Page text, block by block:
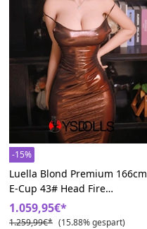
-15%
Luella Blond Premium 166cm
E-Cup 43# Head Fire
Liebespuppe
1.059,95€*
1.259,99€* (15.88% gespart)